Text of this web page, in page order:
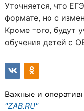
Уточняется, что
формате, но с
Кроме того, будут
обучения детей с
Важные и
"ZAB.RU"